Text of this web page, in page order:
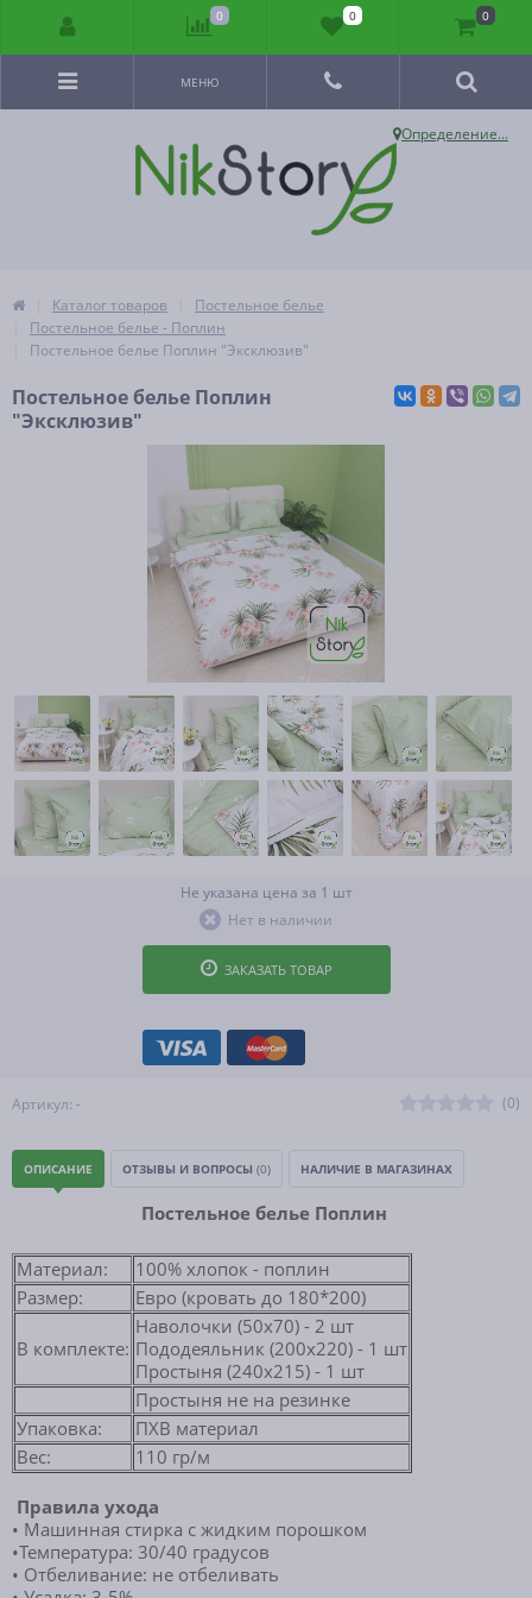
Определение...
МЕНЮ
Каталог товаров
Постельное белье
Постельное белье - Поплин
Постельное белье Поплин "Эксклюзив"
Постельное белье Поплин
"Эксклюзив"
Артикул: - (0)
Не указана цена за 1 шт
Нет в наличии
ЗАКАЗАТЬ ТОВАР
ОПИСАНИЕ ОТЗЫВЫ И ВОПРОСЫ (0) НАЛИЧИЕ В МАГАЗИНАХ
Постельное белье Поплин
Материал:
100% хлопок - поплин
Размер:
Евро (кровать до 180*200)
В комплекте:
Наволочки (50x70) - 2 шт
Пододеяльник (200x220) - 1 шт
Простыня (240x215) - 1 шт
Простыня не на резинке
Упаковка:
ПХВ материал
Вес:
110 гр/м
Правила ухода
• Машинная стирка с жидким порошком
•Температура: 30/40 градусов
• Отбеливание: не отбеливать
0 0 0